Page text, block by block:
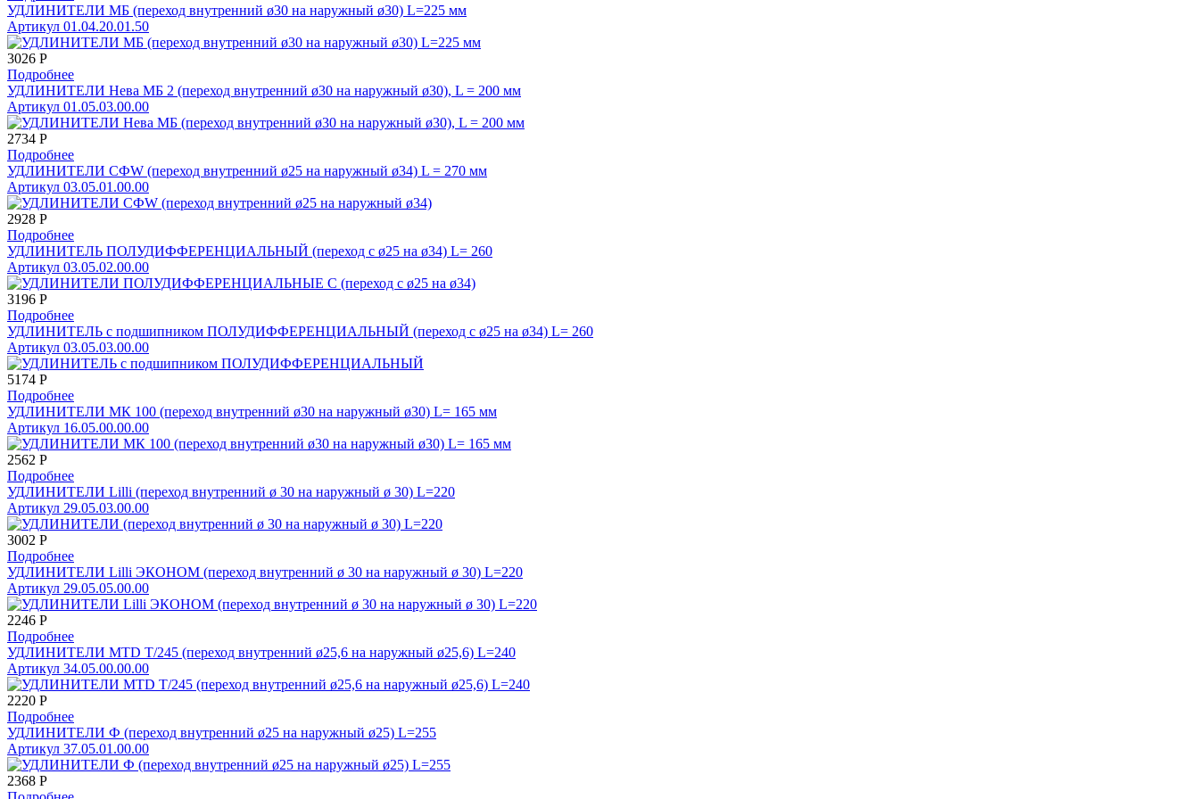
УДЛИНИТЕЛИ МБ (переход внутренний ø30 на наружный ø30) L=225 мм
Артикул 01.04.20.01.50
3026 Р
Подробнее
УДЛИНИТЕЛИ Нева МБ 2 (переход внутренний ø30 на наружный ø30), L = 200 мм
Артикул 01.05.03.00.00
2734 Р
Подробнее
УДЛИНИТЕЛИ СФW (переход внутренний ø25 на наружный ø34) L = 270 мм
Артикул 03.05.01.00.00
2928 Р
Подробнее
УДЛИНИТЕЛЬ ПОЛУДИФФЕРЕНЦИАЛЬНЫЙ (переход с ø25 на ø34) L= 260
Артикул 03.05.02.00.00
3196 Р
Подробнее
УДЛИНИТЕЛЬ с подшипником ПОЛУДИФФЕРЕНЦИАЛЬНЫЙ (переход с ø25 на ø34) L= 260
Артикул 03.05.03.00.00
5174 Р
Подробнее
УДЛИНИТЕЛИ МК 100 (переход внутренний ø30 на наружный ø30) L= 165 мм
Артикул 16.05.00.00.00
2562 Р
Подробнее
УДЛИНИТЕЛИ Lilli (переход внутренний ø 30 на наружный ø 30) L=220
Артикул 29.05.03.00.00
3002 Р
Подробнее
УДЛИНИТЕЛИ Lilli ЭКОНОМ (переход внутренний ø 30 на наружный ø 30) L=220
Артикул 29.05.05.00.00
2246 Р
Подробнее
УДЛИНИТЕЛИ MTD Т/245 (переход внутренний ø25,6 на наружный ø25,6) L=240
Артикул 34.05.00.00.00
2220 Р
Подробнее
УДЛИНИТЕЛИ Ф (переход внутренний ø25 на наружный ø25) L=255
Артикул 37.05.01.00.00
2368 Р